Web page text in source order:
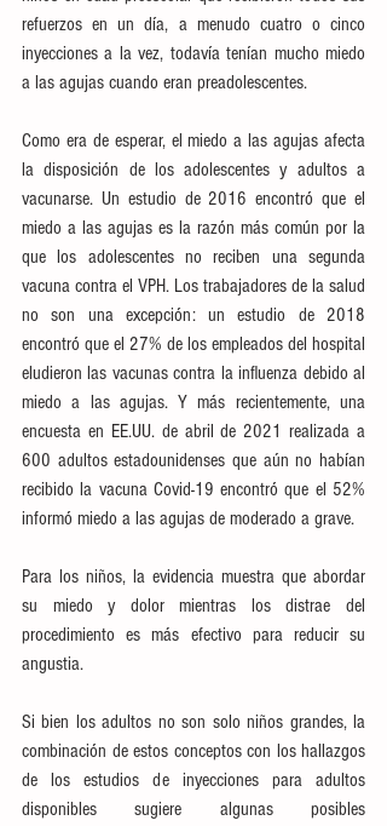
refuerzos en un día, a menudo cuatro o cinco
inyecciones a la vez, todavía tenían mucho miedo
a las agujas cuando eran preadolescentes.
Como era de esperar, el miedo a las agujas afecta
la disposición de los adolescentes y adultos a
vacunarse. Un estudio de 2016 encontró que el
miedo a las agujas es la razón más común por la
que los adolescentes no reciben una segunda
vacuna contra el VPH. Los trabajadores de la salud
no son una excepción: un estudio de 2018
encontró que el 27% de los empleados del hospital
eludieron las vacunas contra la influenza debido al
miedo a las agujas. Y más recientemente, una
encuesta en EE.UU. de abril de 2021 realizada a
600 adultos estadounidenses que aún no habían
recibido la vacuna Covid-19 encontró que el 52%
informó miedo a las agujas de moderado a grave.
Para los niños, la evidencia muestra que abordar
su miedo y dolor mientras los distrae del
procedimiento es más efectivo para reducir su
angustia.
Si bien los adultos no son solo niños grandes, la
combinación de estos conceptos con los hallazgos
de los estudios de inyecciones para adultos
disponibles sugiere algunas posibles